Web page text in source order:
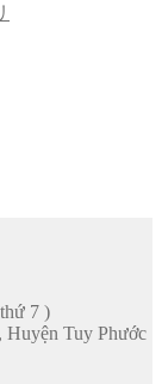
7 )
Huyện Tuy Phước